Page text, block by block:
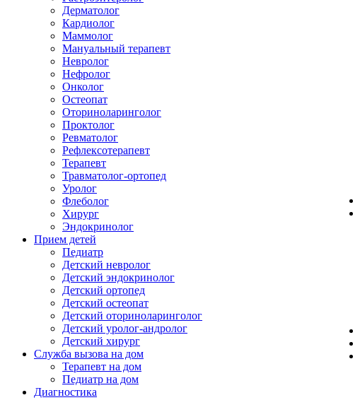
Дерматолог
Кардиолог
Маммолог
Мануальный терапевт
Невролог
Нефролог
Онколог
Остеопат
Оториноларинголог
Проктолог
Ревматолог
Рефлексотерапевт
Терапевт
Травматолог-ортопед
Уролог
Флеболог
Хирург
Эндокринолог
Прием детей
Педиатр
Детский невролог
Детский эндокринолог
Детский ортопед
Детский остеопат
Детский оториноларинголог
Детский уролог-андролог
Детский хирург
Служба вызова на дом
Терапевт на дом
Педиатр на дом
Диагностика